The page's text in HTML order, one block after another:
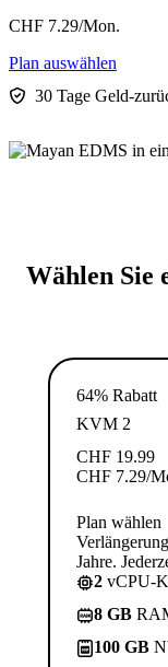
CHF 7.29/Mon.
Plan auswählen
30 Tage Geld-
Wählen Sie
64% Rabatt
KVM 2
CHF 19.99
CHF 7.29/
Plan wählen
Jahre.
2 vCPU-
8 GB
100 GB